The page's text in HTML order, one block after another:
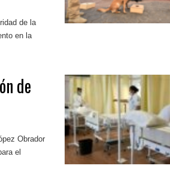
de la
en la
de
Obrador
el